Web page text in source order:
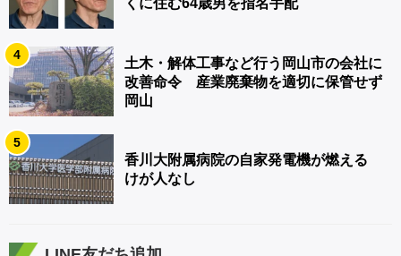
くに住む64歳男を指名手配
4
土木・解体工事など行う岡山市の会社に
改善命令 産業廃棄物を適切に保管せず
岡山
5
香川大附属病院の自家発電機が燃える
けが人なし